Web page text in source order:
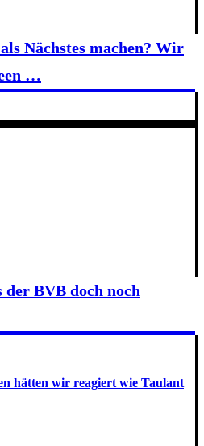
Nächstes machen? Wir
…
der BVB doch noch
hätten wir reagiert wie Taulant